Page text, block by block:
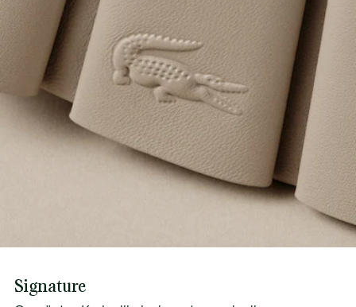
Signature